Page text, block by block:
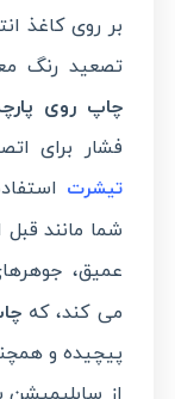
بر روی کاغذ
تصعید رنگ
چاپ روی
فشار برای
تیشرت
شما مانند قبل
عمیق،
می کند، که
پیچیده و